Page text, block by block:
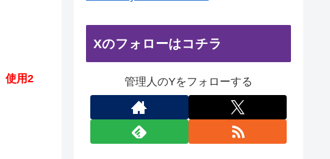
使用2
Xのフォローはコチラ
管理人のYをフォローする